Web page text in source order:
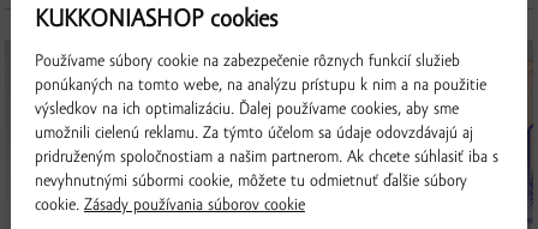
KUKKONIASHOP cookies
Používame súbory cookie na zabezpečenie rôznych funkcií služieb
ponúkaných na tomto webe, na analýzu prístupu k nim a na použitie
výsledkov na ich optimalizáciu. Ďalej používame cookies, aby sme
umožnili cielenú reklamu. Za týmto účelom sa údaje odovzdávajú aj
pridruženým spoločnostiam a našim partnerom. Ak chcete súhlasiť iba s
nevyhnutnými súbormi cookie, môžete tu odmietnuť ďalšie súbory
cookie. Zásady používania súborov cookie